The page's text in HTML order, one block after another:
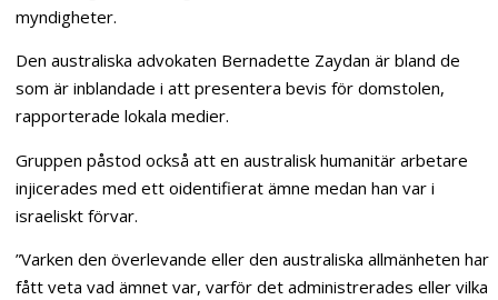
myndigheter.
Den australiska advokaten Bernadette Zaydan är bland de
som är inblandade i att presentera bevis för domstolen,
rapporterade lokala medier.
Gruppen påstod också att en australisk humanitär arbetare
injicerades med ett oidentifierat ämne medan han var i
israeliskt förvar.
”Varken den överlevande eller den australiska allmänheten har
fått veta vad ämnet var, varför det administrerades eller vilka